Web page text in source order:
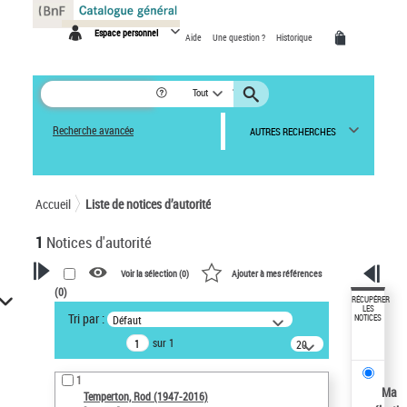
Espace personnel Aide Une question ? Historique
Tout
Recherche avancée AUTRES RECHERCHES
Accueil Liste de notices d’autorité
1 Notices d'autorité
VOTRE RECHERCHE
Recherche avancée dans les
notices d’autorité
Œuvres liées à l'auteur :
Temperton, Rod (1947-2016)
Voir la sélection (0) Ajouter à mes références
(0)
Tri par : Défaut
sur 1
20
résultats/page
1
Temperton, Rod (1947-2016)
RÉCUPÉRER
LES
NOTICES
Ma
Panneau de gestion des cookies